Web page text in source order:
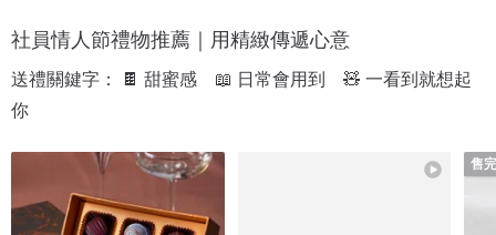
社員情人節禮物推薦｜用精緻傳遞心意
送禮關鍵字： 🍫 甜蜜感　📖 日常會用到　🧸 一看到就想起
你
售